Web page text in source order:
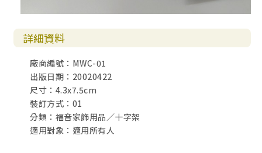
詳細資料
廠商編號：MWC-01
出版日期：20020422
尺寸：4.3x7.5cm
裝訂方式：01
分類：福音家飾用品／十字架
適用對象：適用所有人